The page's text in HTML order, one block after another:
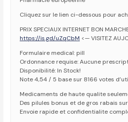
Cliquez sur le lien ci-dessous pour
PRIX SPECIAUX INTERNET BON
https://is.gd/uZqCbM <— VISITEZ
Formulaire medical: pill
Ordonnance requise: Aucune
Disponibilité: In Stock!
Note 4,54 / 5 base sur 8166 votes
Medicaments de haute qualite
Des pilules bonus et de gros rabais
Envoie rapide et confidentialite